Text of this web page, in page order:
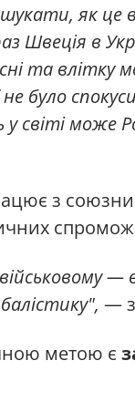
як це
Швеція в
та влітку
не було
світі може
з
— в
—
метою є